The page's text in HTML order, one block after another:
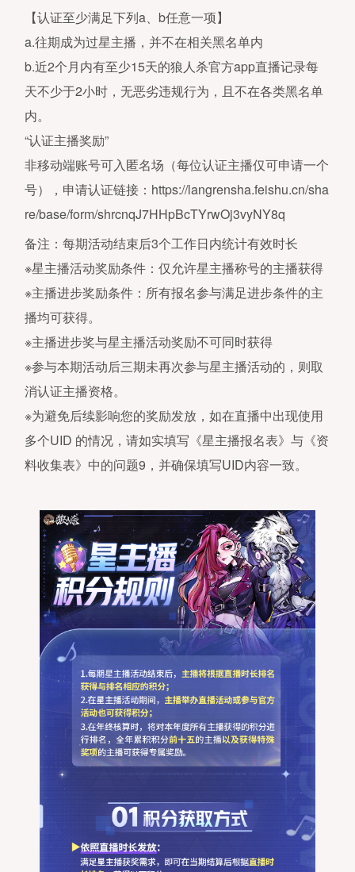
【认证至少满足下列a、b任意一项】
a.往期成为过星主播，并不在相关黑名单内
b.近2个月内有至少15天的狼人杀官方app直播记录每
天不少于2小时，无恶劣违规行为，且不在各类黑名单
内。
“认证主播奖励”
非移动端账号可入匿名场（每位认证主播仅可申请一个
号），申请认证链接：https://langrensha.feishu.cn/sha
re/base/form/shrcnqJ7HHpBcTYrwOj3vyNY8q
备注：每期活动结束后3个工作日内统计有效时长
※星主播活动奖励条件：仅允许星主播称号的主播获得
※主播进步奖励条件：所有报名参与满足进步条件的主
播均可获得。
※主播进步奖与星主播活动奖励不可同时获得
※参与本期活动后三期未再次参与星主播活动的，则取
消认证主播资格。
※为避免后续影响您的奖励发放，如在直播中出现使用
多个UID 的情况，请如实填写《星主播报名表》与《资
料收集表》中的问题9，并确保填写UID内容一致。
机游戏软件，适用于年满16周岁及
的用户，建议未成年人在家长监护
用软件产品。我们鼓励家长根据未
人的实际情况管理其行为，家长可
打官方客服电话95163611或者登录
的架空时代为故事背景，无基于历
淆。画面色彩鲜明、配乐明快，玩
于简单的画面操作，需要一定语言
及逻辑推理能力，鼓励用户通过思
沟通去完成目标。产品中有基于语
文字、图片的陌生人社交系统，但
系统的管理遵循相关法律法规。
3、本游戏中有用户实名认证系统，
实名账号不能登录游戏。认证为未
用户不能付费；8周岁以上未满16周
的未成年人用户，单次充值金额不
过50元人民币，每月充值金额累计
元人民币，每月充值金额累计不得
400元人民币。未成年玩家可在周五
周六、周日和法定节假日每日晚20
21时登录游戏，其他时间无法登录游
戏。
成目标，不仅能够带给用户积极愉
情绪体验，且有助于用户提高其逻
理能力、口才表达能力、沟通协作能
力。